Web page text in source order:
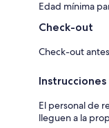
Edad mínima
Check-out
Check-out
El personal de
lleguen a la